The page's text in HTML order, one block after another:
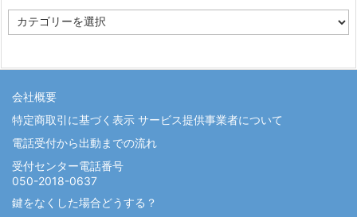
テ
会社概要
特定商取引に基づく表示 サービス提供事業者について
電話受付から出動までの流れ
受付センター電話番号
050-2018-0637
鍵をなくした場合どうする？